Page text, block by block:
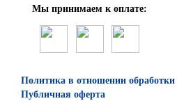
Мы принимаем к оплате:
Политика в отношении
Публичная оферта